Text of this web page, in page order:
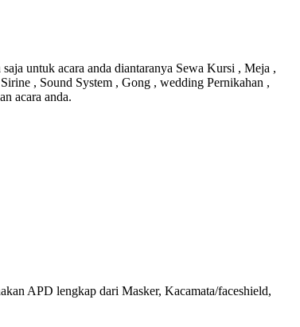
untuk acara anda diantaranya Sewa Kursi , Meja ,
, Sound System , Gong , wedding Pernikahan ,
acara anda.
APD lengkap dari Masker, Kacamata/faceshield,